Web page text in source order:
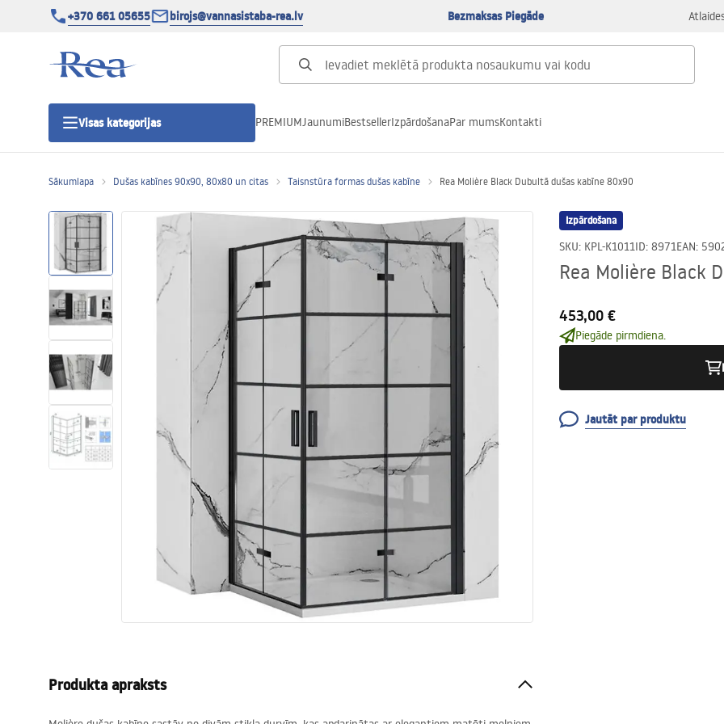
+370 661 05655 birojs@vannasistaba-rea.lv Bezmaksas Piegāde
Visas kategorijas
Dušas durvis
Vannas istabas dušas paliktņi
Lineāras dušas notekas
Tualetes
Izlietnes
Vannas un ekrāni
Vannas istabas jaucējkrāni
Vannas istabas dušas
PREMIUMJaunumiBestsellerIzpārdošanaPar mumsKontakti
Sākumlapa Dušas kabīnes 90x90, 80x80 un citas Taisnstūra formas dušas kabīne Rea Molière Black Dubultā dušas kabīne 80x90
Izpārdošana
SKU: KPL-K1011ID: 8971EAN:
Rea Molière Black
453,00 €
Piegāde pirmdiena.
Jautāt par produktu
Produkta apraksts